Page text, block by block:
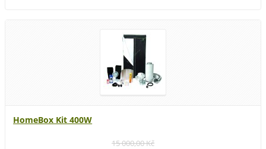
HomeBox Kit 400W
15 000,00 Kč